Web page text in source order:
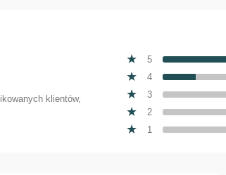
klientów,
5
4
3
2
1